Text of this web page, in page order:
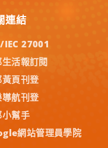
連結
IEC 27001
活報訂閱
黃頁刊登
導航刊登
小幫手
網站管理員學院